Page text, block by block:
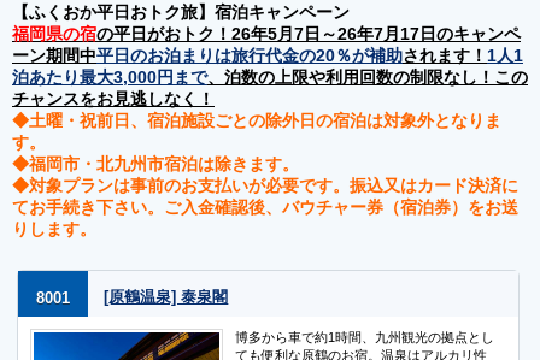
【ふくおか平日おトク旅】宿泊キャンペーン
福岡県の宿の平日がおトク！26年5月7日～26年7月17日のキャンペ
ーン期間中平日のお泊まりは旅行代金の20％が補助されます！ 1人1
泊あたり最大3,000円まで、泊数の上限や利用回数の制限なし！この
チャンスをお見逃しなく！
◆土曜・祝前日、宿泊施設ごとの除外日の宿泊は対象外となりま
す。
◆福岡市・北九州市宿泊は除きます。
◆対象プランは事前のお支払いが必要です。振込又はカード決済に
てお手続き下さい。ご入金確認後、バウチャー券（宿泊券）をお送
りします。
8001 [原鶴温泉] 泰泉閣
博多から車で約1時間、九州観光の拠点とし
ても便利な原鶴のお宿。温泉はアルカリ性